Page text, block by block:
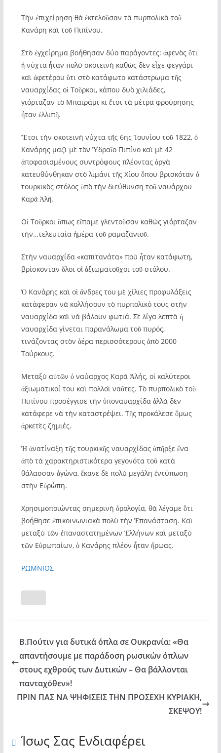
Τὴν ἐπιχείρηση θὰ ἐκτελοῦσαν τὰ πυρπολικὰ τοῦ
Κανάρη καὶ τοῦ Πιπίνου.
Στὸ ἐγχείρημα βοήθησαν δύο παράγοντες: ἀφενὸς ὅτι
ἡ νύχτα ἦταν πολὺ σκοτεινὴ καθὼς δὲν εἶχε φεγγάρι
καὶ ἀφετέρου ὅτι στὸ κατάφωτο κατάστρωμα τῆς
ναυαρχίδας οἱ Τοῦρκοι, κάπου δυὸ χιλιάδες,
γιόρταζαν τὸ Μπαϊράμι κι ἔτσι τὰ μέτρα φρούρησης
ἦταν ἐλλιπῆ.
Ἔτσι τὴν σκοτεινὴ νύχτα τῆς 6ης Ἰουνίου τοῦ 1822, ὁ
Κανάρης μαζὶ μὲ τὸν Ὑδραῖο Πιπίνο καὶ μὲ 42
ἀποφασισμένους συντρόφους πλέοντας ἀργὰ
κατευθύνθηκαν στὸ λιμάνι τῆς Χίου ὅπου βρισκόταν ὁ
τουρκικὸς στόλος ὑπὸ τὴν διεύθυνση τοῦ ναυάρχου
Καρᾶ Ἀλῆ.
Οἱ Τοῦρκοι ὅπως εἴπαμε γλεντοῦσαν καθὼς γιόρταζαν
τὴν…τελευταία ἡμέρα τοῦ ραμαζανιοῦ.
Στὴν ναυαρχίδα «καπιτανάτα» ποὺ ἦταν κατάφωτη,
βρίσκονταν ὅλοι οἱ ἀξιωματοῦχοι τοῦ στόλου.
Ὁ Κανάρης καὶ οἱ ἄνδρες του μὲ χίλιες προφυλάξεις
κατάφεραν νὰ κολλήσουν τὸ πυρπολικό τους στὴν
ναυαρχίδα καὶ νὰ βάλουν φωτιά. Σὲ λίγα λεπτὰ ἡ
ναυαρχίδα γίνεται παρανάλωμα τοῦ πυρός,
τινάζοντας στὸν ἀέρα περισσότερους ἀπὸ 2000
Τούρκους.
Μεταξὺ αὐτῶν ὁ ναύαρχος Καρὰ Ἀλής, οἱ καλύτεροι
ἀξιωματικοί του καὶ πολλοὶ ναῦτες. Τὸ πυρπολικὸ τοῦ
Πιπίνου προσέγγισε τὴν ὑποναυαρχίδα ἀλλὰ δὲν
κατάφερε νὰ τὴν καταστρέψει. Τῆς προκάλεσε ὅμως
ἀρκετὲς ζημιές.
Ἡ ἀνατίναξη τῆς τουρκικῆς ναυαρχίδας ὑπῆρξε ἕνα
ἀπὸ τὰ χαρακτηριστικότερα γεγονότα τοῦ κατὰ
θάλασσαν ἀγώνα, ἔκανε δὲ πολὺ μεγάλη ἐντύπωση
στὴν Εὐρώπη.
Χρησιμοποιώντας σημερινὴ ὁρολογία, θὰ λέγαμε ὅτι
βοήθησε ἐπικοινωνιακὰ πολὺ τὴν Ἐπανάσταση. Καὶ
μεταξὺ τῶν ἐπαναστατημένων Ἑλλήνων καὶ μεταξὺ
τῶν Εὐρωπαίων, ὁ Κανάρης πλέον ἦταν ἥρωας.
ΡΩΜΝΙΟΣ
Β.Πούτιν για δυτικά όπλα σε Ουκρανία: «Θα
απαντήσουμε με παράδοση ρωσικών όπλων
στους εχθρούς των Δυτικών – Θα βάλλονται
πανταχόθεν»!
ΠΡΙΝ ΠΑΣ ΝΑ ΨΗΦΙΣΕΙΣ ΤΗΝ ΠΡΟΣΕΧΗ ΚΥΡΙΑΚΗ,
ΣΚΕΨΟΥ!
Ίσως Σας Ενδιαφέρει